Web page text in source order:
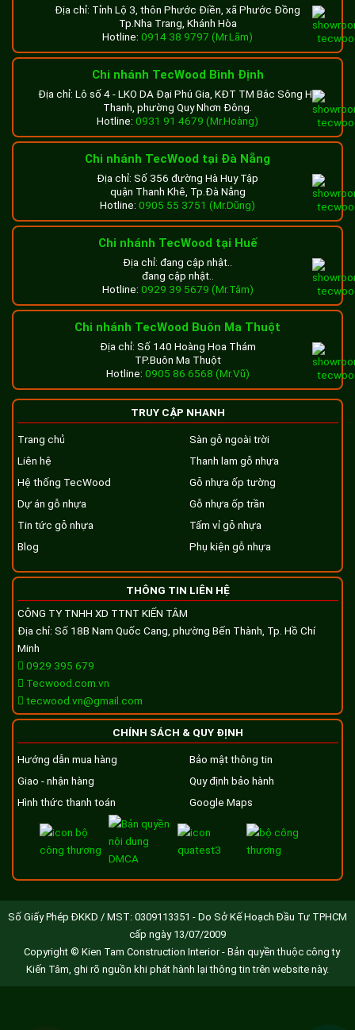
Địa chỉ: Tỉnh Lộ 3, thôn Phước Điền, xã Phước Đồng
Tp.Nha Trang, Khánh Hòa
Hotline: 0914 38 9797 (Mr.Lãm)
Chi nhánh TecWood Bình Định
Địa chỉ: Lô số 4 - LKO DA Đại Phú Gia, KĐT TM Bắc Sông Hà
Thanh, phường Quy Nhơn Đông.
Hotline: 0931 91 4679 (Mr.Hoàng)
Chi nhánh TecWood tại Đà Nẵng
Địa chỉ: Số 356 đường Hà Huy Tập
quận Thanh Khê, Tp.Đà Nẵng
Hotline: 0905 55 3751 (Mr.Dũng)
Chi nhánh TecWood tại Huế
Địa chỉ: đang cập nhật..
đang cập nhật..
Hotline: 0929 39 5679 (Mr.Tâm)
Chi nhánh TecWood Buôn Ma Thuột
Địa chỉ: Số 140 Hoàng Hoa Thám
TP.Buôn Ma Thuột
Hotline: 0905 86 6568 (Mr.Vũ)
TRUY CẬP NHANH
Trang chủ
Liên hệ
Hệ thống TecWood
Dự án gỗ nhựa
Tin tức gỗ nhựa
Blog
Sàn gỗ ngoài trời
Thanh lam gỗ nhựa
Gỗ nhựa ốp tường
Gỗ nhựa ốp trần
Tấm vỉ gỗ nhựa
Phụ kiện gỗ nhựa
THÔNG TIN LIÊN HỆ
CÔNG TY TNHH XD TTNT KIẾN TÂM
Địa chỉ: Số 18B Nam Quốc Cang, phường Bến Thành, Tp. Hồ Chí
Minh
0929 395 679
Tecwood.com.vn
tecwood.vn@gmail.com
CHÍNH SÁCH & QUY ĐỊNH
Hướng dẫn mua hàng
Giao - nhận hàng
Hình thức thanh toán
Bảo mật thông tin
Quy định bảo hành
Google Maps
Số Giấy Phép ĐKKD / MST: 0309113351 - Do Sở Kế Hoạch Đầu Tư TPHCM
cấp ngày 13/07/2009
Copyright © Kien Tam Construction Interior - Bản quyền thuộc công ty
Kiến Tâm, ghi rõ nguồn khi phát hành lại thông tin trên website này.